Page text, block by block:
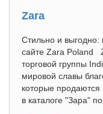
Zara
Стильно и выгодно:
сайте Zara Poland
торговой группы
мировой славы
которые продаются
в каталоге "Зара"